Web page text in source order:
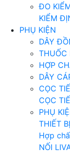
ĐO
KIỂM
PHỤ KIỆN
DÂY
THUỐC
HỢP
DÂY
CỌC
CỌC
PHỤ
THIẾT
Hợp
NỐI